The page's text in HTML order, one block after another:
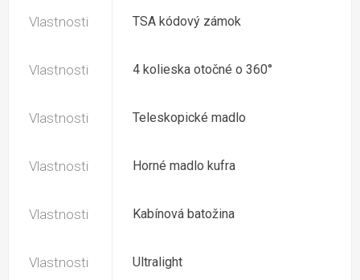
Vlastnosti TSA kódový zámok
Vlastnosti 4 kolieska otočné o 360°
Vlastnosti Teleskopické madlo
Vlastnosti Horné madlo kufra
Vlastnosti Kabínová batožina
Vlastnosti Ultralight